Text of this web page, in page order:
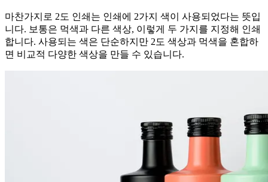
마찬가지로 2도 인쇄는 인쇄에 2가지 색이 사용되었다는 뜻입
니다. 보통은 먹색과 다른 색상, 이렇게 두 가지를 지정해 인쇄
합니다. 사용되는 색은 단순하지만 2도 색상과 먹색을 혼합하
면 비교적 다양한 색상을 만들 수 있습니다.